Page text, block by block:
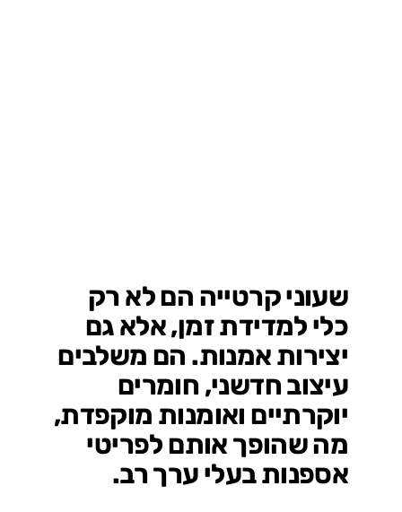
שעוני קרטייה הם לא רק
כלי למדידת זמן, אלא גם
יצירות אמנות. הם משלבים
עיצוב חדשני, חומרים
יוקרתיים ואומנות מוקפדת,
מה שהופך אותם לפריטי
אספנות בעלי ערך רב.